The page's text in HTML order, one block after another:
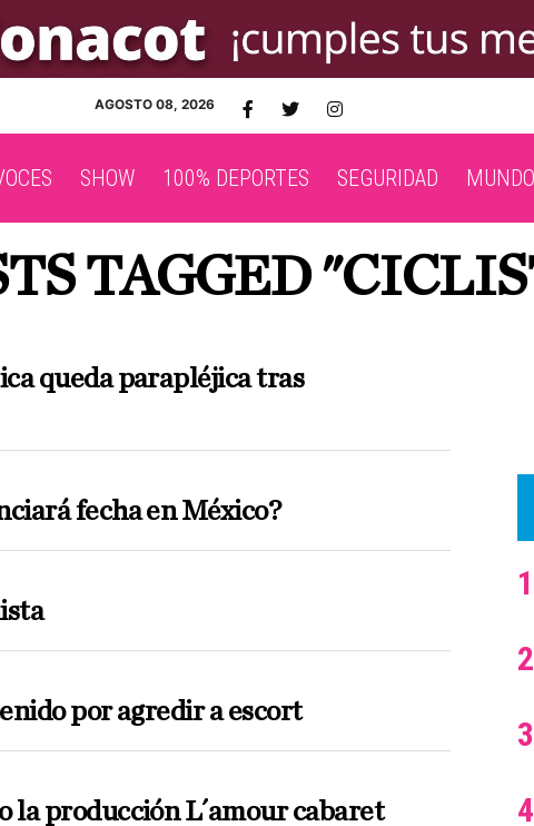
AGOSTO 08, 2026
SHOW 100% DEPORTES SEGURIDAD MUNDO
TAGGED
queda parapléjica tras
fecha en México?
por agredir a escort
la producción L´amour cabaret